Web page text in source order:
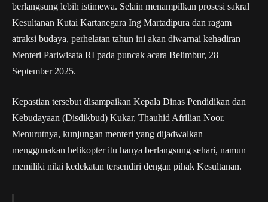
berlangsung lebih istimewa. Selain menampilkan prosesi sakral
Kesultanan Kutai Kartanegara Ing Martadipura dan ragam
atraksi budaya, perhelatan tahun ini akan diwarnai kehadiran
Menteri Pariwisata RI pada puncak acara Belimbur, 28
September 2025.
Kepastian tersebut disampaikan Kepala Dinas Pendidikan dan
Kebudayaan (Disdikbud) Kukar, Thauhid Afrilian Noor.
Menurutnya, kunjungan menteri yang dijadwalkan
menggunakan helikopter itu hanya berlangsung sehari, namun
memiliki nilai kedekatan tersendiri dengan pihak Kesultanan.